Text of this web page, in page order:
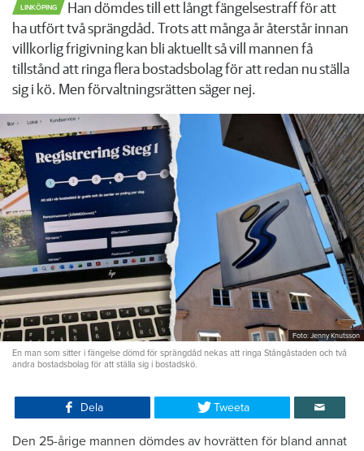
LINKÖPING
Han dömdes till ett långt fängelsestraff för att
ha utfört två sprängdåd. Trots att många år återstår innan
villkorlig frigivning kan bli aktuellt så vill mannen få
tillstånd att ringa flera bostadsbolag för att redan nu ställa
sig i kö. Men förvaltningsrätten säger nej.
Foto: Jenny Knutsson
En man som sitter i fängelse dömd för sprängdåd nekas att ringa Stångåstaden och två
andra bostadsbolag för att ställa sig i bostadskö.
Dela Tweeta
Den 25-årige mannen dömdes av hovrätten för bland annat